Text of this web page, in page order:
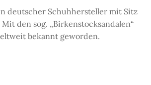
deutscher Schuhhersteller mit Sitz
den sog. „Birkenstocksandalen“
bekannt geworden.